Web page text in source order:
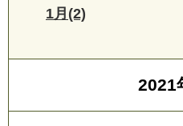
1月(2)
2021